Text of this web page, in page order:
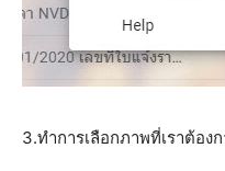
3.ทำการเลือกภาพที่เราต้อง